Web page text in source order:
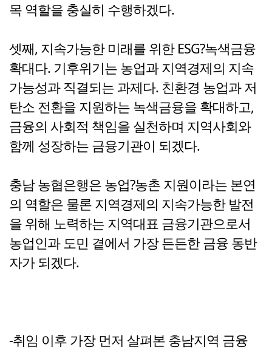
목 역할을 충실히 수행하겠다.
셋째, 지속가능한 미래를 위한 ESG?녹색금융
확대다. 기후위기는 농업과 지역경제의 지속
가능성과 직결되는 과제다. 친환경 농업과 저
탄소 전환을 지원하는 녹색금융을 확대하고,
금융의 사회적 책임을 실천하며 지역사회와
함께 성장하는 금융기관이 되겠다.
충남 농협은행은 농업?농촌 지원이라는 본연
의 역할은 물론 지역경제의 지속가능한 발전
을 위해 노력하는 지역대표 금융기관으로서
농업인과 도민 곁에서 가장 든든한 금융 동반
자가 되겠다.
-취임 이후 가장 먼저 살펴본 충남지역 금융